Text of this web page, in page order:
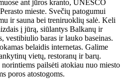
ant jūros kranto, UNESCO
mieste. Svečių patogumui
ir sauna bei treniruoklių salė. Keli
į jūrą, siūlantys Balkanų ir
vestibiulio baras ir lauko baseinas.
belaidis internetas. Galime
vietų, restoranų ir barų.
pailsėti atokiau nuo miesto
poros atostogoms.